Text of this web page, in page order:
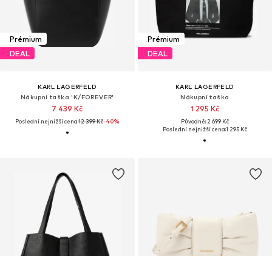
Prémium
DEAL
KARL LAGERFELD
Nákupní taška 'K/FOREVER'
7 439 Kč
Poslední nejnižší cena:12 399 Kč-40%
Prémium
DEAL
KARL LAGERFELD
Nákupní taška
1 295 Kč
Původně: 2 699 Kč
Poslední nejnižší cena:1 295 Kč